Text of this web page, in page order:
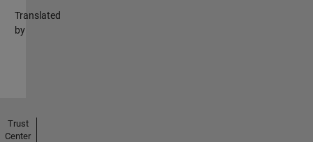
Translated
by
Trust
Center